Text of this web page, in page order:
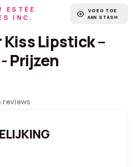
ESTÉE
INC.
add_circle
VOEG TOE
AAN STASH
Kiss Lipstick –
Prijzen
reviews